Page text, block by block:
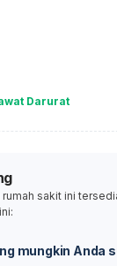
Darurat
sakit ini
mungkin Anda